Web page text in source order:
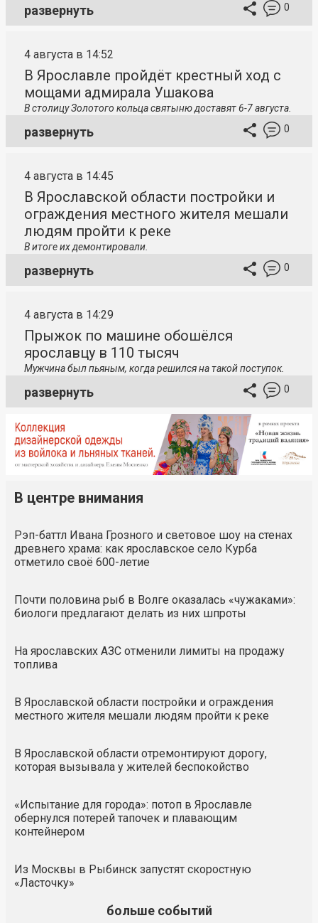
развернуть 0
4 августа в 14:52
В Ярославле пройдёт крестный ход с
мощами адмирала Ушакова
В столицуЗолотого кольца святыню доставят 6-7 августа.
развернуть 0
4 августа в 14:45
В Ярославской области постройки и
ограждения местного жителя мешали
людям пройти к реке
В итоге их демонтировали.
развернуть 0
4 августа в 14:29
Прыжок по машине обошёлся
ярославцу в 110 тысяч
Мужчина был пьяным, когда решился на такой поступок.
развернуть 0
В центре внимания
Рэп-баттл Ивана Грозного и световое шоу на стенах
древнего храма: как ярославское село Курба
отметило своё 600-летие
Почти половина рыб в Волге оказалась «чужаками»:
биологи предлагают делать из них шпроты
На ярославских АЗС отменили лимиты на продажу
топлива
В Ярославской области постройки и ограждения
местного жителя мешали людям пройти к реке
В Ярославской области отремонтируют дорогу,
которая вызывала у жителей беспокойство
«Испытание для города»: потоп в Ярославле
обернулся потерей тапочек и плавающим
контейнером
Из Москвы в Рыбинск запустят скоростную
«Ласточку»
больше событий